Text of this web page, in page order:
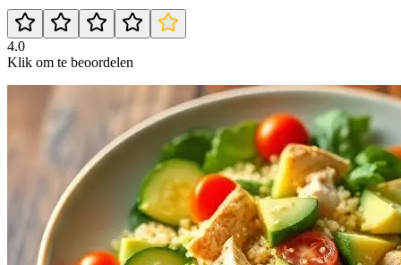
4.0
Klik om te beoordelen